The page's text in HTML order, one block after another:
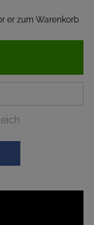
er zum Warenkorb